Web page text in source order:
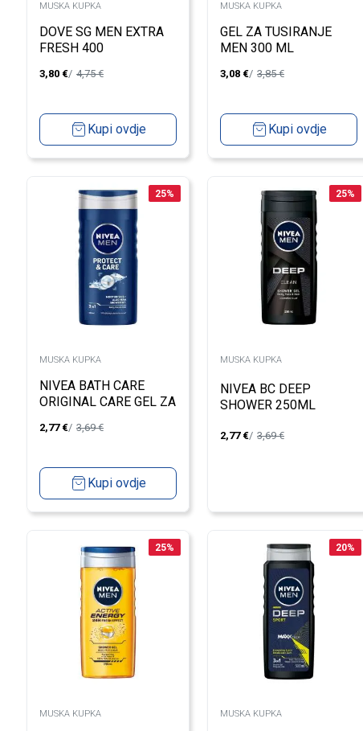
MUSKA KUPKA
DOVE SG MEN EXTRA
FRESH 400
3,80 € 4,75€
Kupi ovdje
MUSKA KUPKA
GEL ZA TUSIRANJE
MEN 300 ML
3,08 € 3,85€
Kupi ovdje
25%
MUSKA KUPKA
NIVEA BATH CARE
ORIGINAL CARE GEL ZA
2,77 € 3,69€
Kupi ovdje
25%
MUSKA KUPKA
NIVEA BC DEEP
SHOWER 250ML
2,77 € 3,69€
25%
MUSKA KUPKA
20%
MUSKA KUPKA